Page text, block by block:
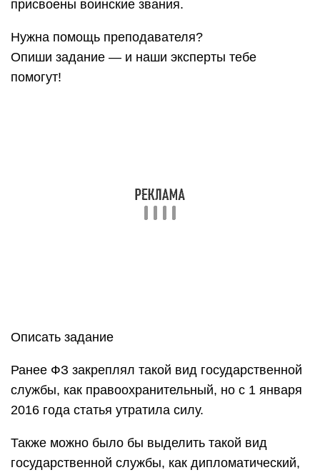
присвоены воинские звания.
Нужна помощь преподавателя?
Опиши задание — и наши эксперты тебе
помогут!
Описать задание
Ранее ФЗ закреплял такой вид государственной
службы, как правоохранительный, но с 1 января
2016 года статья утратила силу.
Также можно было бы выделить такой вид
государственной службы, как дипломатический,